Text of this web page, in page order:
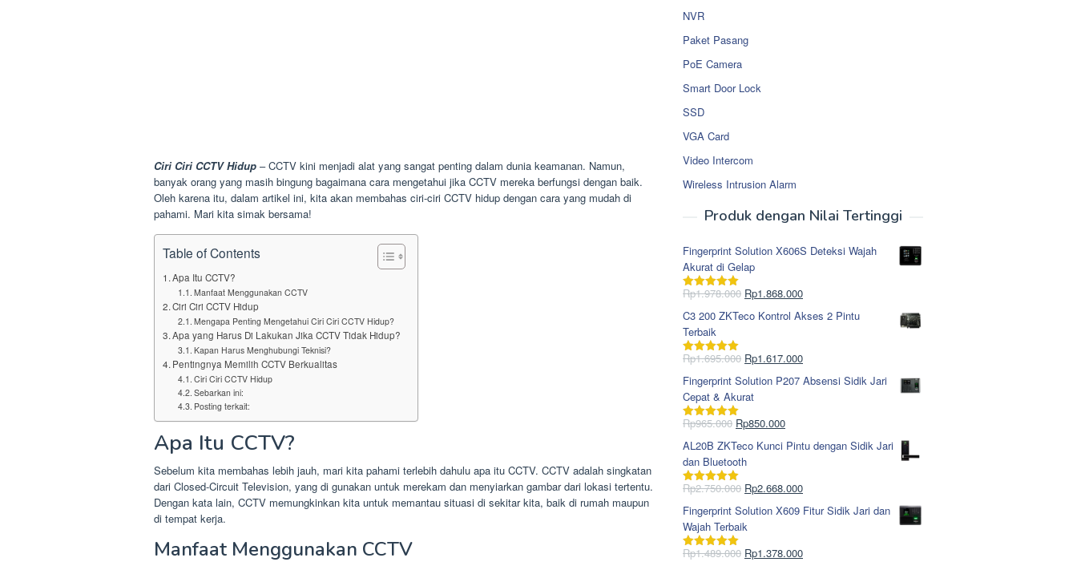
Ciri Ciri CCTV Hidup – CCTV kini menjadi alat yang sangat penting dalam dunia keamanan. Namun,
banyak orang yang masih bingung bagaimana cara mengetahui jika CCTV mereka berfungsi dengan baik.
Oleh karena itu, dalam artikel ini, kita akan membahas ciri-ciri CCTV hidup dengan cara yang mudah di
pahami. Mari kita simak bersama!
Table of Contents
Apa Itu CCTV?
Manfaat Menggunakan CCTV
Ciri Ciri CCTV Hidup
Mengapa Penting Mengetahui Ciri Ciri CCTV Hidup?
Apa yang Harus Di Lakukan Jika CCTV Tidak Hidup?
Kapan Harus Menghubungi Teknisi?
Pentingnya Memilih CCTV Berkualitas
Ciri Ciri CCTV Hidup
Sebarkan ini:
Posting terkait:
Apa Itu CCTV?
Sebelum kita membahas lebih jauh, mari kita pahami terlebih dahulu apa itu CCTV. CCTV adalah singkatan
dari Closed-Circuit Television, yang di gunakan untuk merekam dan menyiarkan gambar dari lokasi tertentu.
Dengan kata lain, CCTV memungkinkan kita untuk memantau situasi di sekitar kita, baik di rumah maupun
di tempat kerja.
Manfaat Menggunakan CCTV
NVR
Paket Pasang
PoE Camera
Smart Door Lock
SSD
VGA Card
Video Intercom
Wireless Intrusion Alarm
Produk dengan Nilai Tertinggi
Fingerprint Solution X606S Deteksi Wajah
Akurat di Gelap
Dinilai5.00
Rp1.978.000 Harga
aslinya
adalah:
Rp1.868.000Harga
saat
ini
Rp1.868.000.
C3 200 ZKTeco Kontrol Akses 2 Pintu
Terbaik
Dinilai5.00
Rp1.695.000 Harga
aslinya
adalah:
Rp1.695.000.
Rp1.617.000Harga
saat
ini
Fingerprint Solution P207 Absensi Sidik Jari
Cepat & Akurat
Dinilai5.00
Rp965.000 Harga
aslinya
adalah:
Rp965.000.
Rp850.000Harga
saat
ini
Rp850.000.
AL20B ZKTeco Kunci Pintu dengan Sidik Jari
dan Bluetooth
Dinilai5.00
Rp2.750.000 Harga
aslinya
adalah:
Rp2.750.000.
Rp2.668.000Harga
saat
ini
Rp2.668.000.
Fingerprint Solution X609 Fitur Sidik Jari dan
Wajah Terbaik
Dinilai5.00
Rp1.489.000 Harga
Rp1.378.000Harga